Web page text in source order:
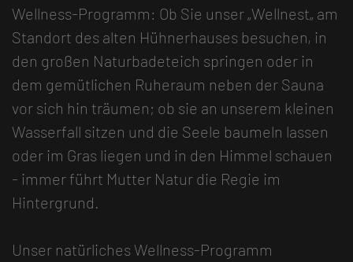
Wellness-Programm: Ob Sie unser „Wellnest„ am
Standort des alten Hühnerhauses besuchen, in
den großen Naturbadeteich springen oder in
dem gemütlichen Ruheraum neben der Sauna
vor sich hin träumen; ob sie an unserem kleinen
Wasserfall sitzen und die Seele baumeln lassen
oder im Gras liegen und in den Himmel schauen
- immer führt Mutter Natur die Regie im
Hintergrund.
Unser natürliches Wellness-Programm